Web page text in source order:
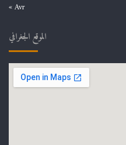
« Avr
الموقع الجغرافي